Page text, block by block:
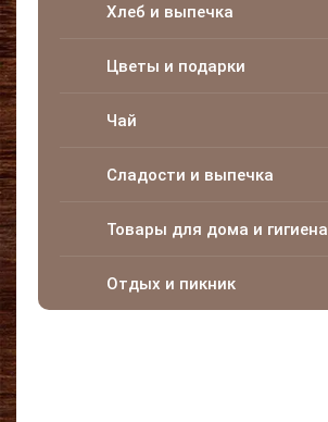
Хлеб и выпечка
Цветы и подарки
Чай
Сладости и выпечка
Товары для дома и гигиена
Отдых и пикник